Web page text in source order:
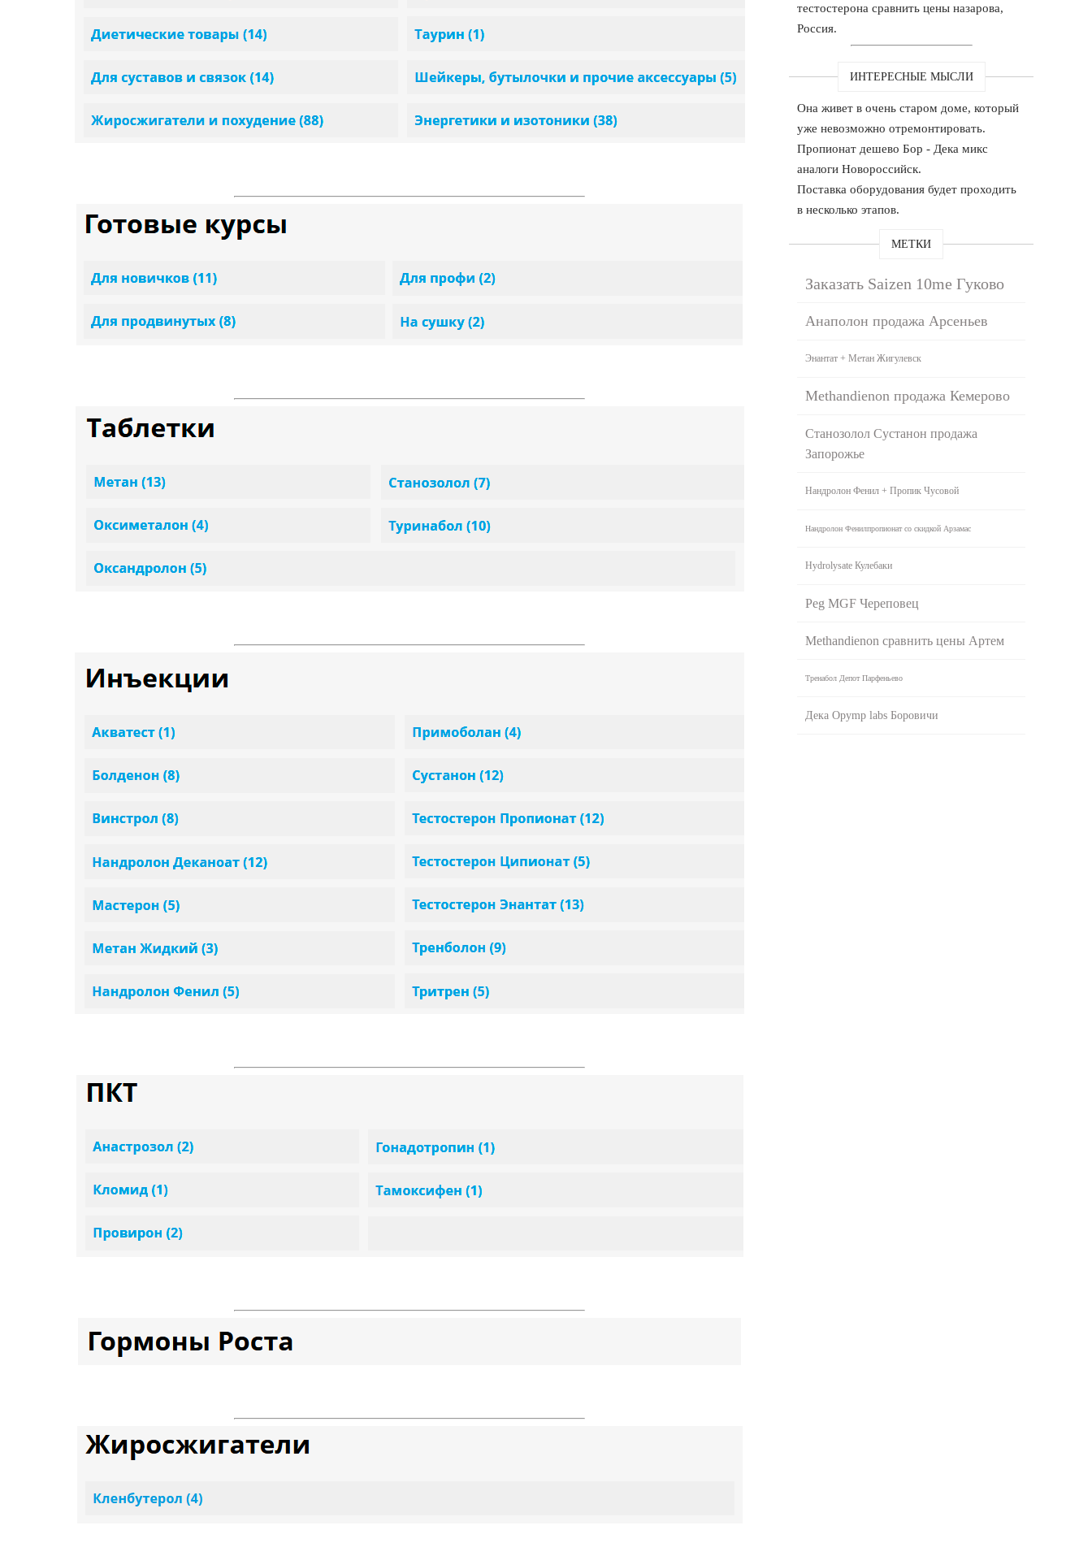
тестостерона сравнить цены назарова,
Россия.
ИНТЕРЕСНЫЕ МЫСЛИ
Она живет в очень старом доме, который
уже невозможно отремонтировать.
Пропионат дешево Бор - Дека микс
аналоги Новороссийск.
Поставка оборудования будет проходить
в несколько этапов.
МЕТКИ
Заказать Saizen 10me Гуково
Анаполон продажа Арсеньев
Энантат + Метан Жигулевск
Methandienon продажа Кемерово
Станозолол Сустанон продажа
Запорожье
Нандролон Фенил + Пропик Чусовой
Нандролон Фенилпропионат со скидкой Арзамас
Hydrolysate Кулебаки
Peg MGF Череповец
Methandienon сравнить цены Артем
Тренабол Депот Парфеньево
Дека Opymp labs Боровичи